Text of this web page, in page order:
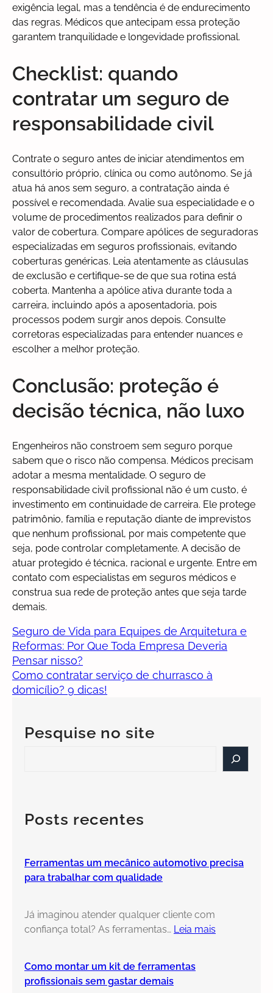
exigência legal, mas a tendência é de endurecimento
das regras. Médicos que antecipam essa proteção
garantem tranquilidade e longevidade profissional.
Checklist: quando
contratar um seguro de
responsabilidade civil
Contrate o seguro antes de iniciar atendimentos em
consultório próprio, clínica ou como autônomo. Se já
atua há anos sem seguro, a contratação ainda é
possível e recomendada. Avalie sua especialidade e o
volume de procedimentos realizados para definir o
valor de cobertura. Compare apólices de seguradoras
especializadas em seguros profissionais, evitando
coberturas genéricas. Leia atentamente as cláusulas
de exclusão e certifique-se de que sua rotina está
coberta. Mantenha a apólice ativa durante toda a
carreira, incluindo após a aposentadoria, pois
processos podem surgir anos depois. Consulte
corretoras especializadas para entender nuances e
escolher a melhor proteção.
Conclusão: proteção é
decisão técnica, não luxo
Engenheiros não constroem sem seguro porque
sabem que o risco não compensa. Médicos precisam
adotar a mesma mentalidade. O seguro de
responsabilidade civil profissional não é um custo, é
investimento em continuidade de carreira. Ele protege
patrimônio, família e reputação diante de imprevistos
que nenhum profissional, por mais competente que
seja, pode controlar completamente. A decisão de
atuar protegido é técnica, racional e urgente. Entre em
contato com especialistas em seguros médicos e
construa sua rede de proteção antes que seja tarde
demais.
Seguro de Vida para Equipes de Arquitetura e
Reformas: Por Que Toda Empresa Deveria
Pensar nisso?
Como contratar serviço de churrasco à
domicílio? 9 dicas!
Pesquise no site
c
hPosts recentes
Ferramentas um mecânico automotivo precisa
para trabalhar com qualidade
Já imaginou atender qualquer cliente com
confiança total? As ferramentas… Leia mais
Como montar um kit de ferramentas
profissionais sem gastar demais